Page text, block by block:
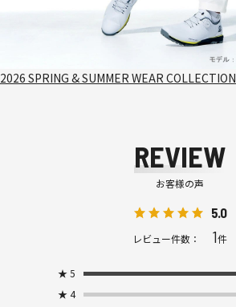
2026 SPRING & SUMMER WEAR COLLECTION
REVIEW
お客様の声
5.0
レビュー件数： 1件
★ 5
★ 4